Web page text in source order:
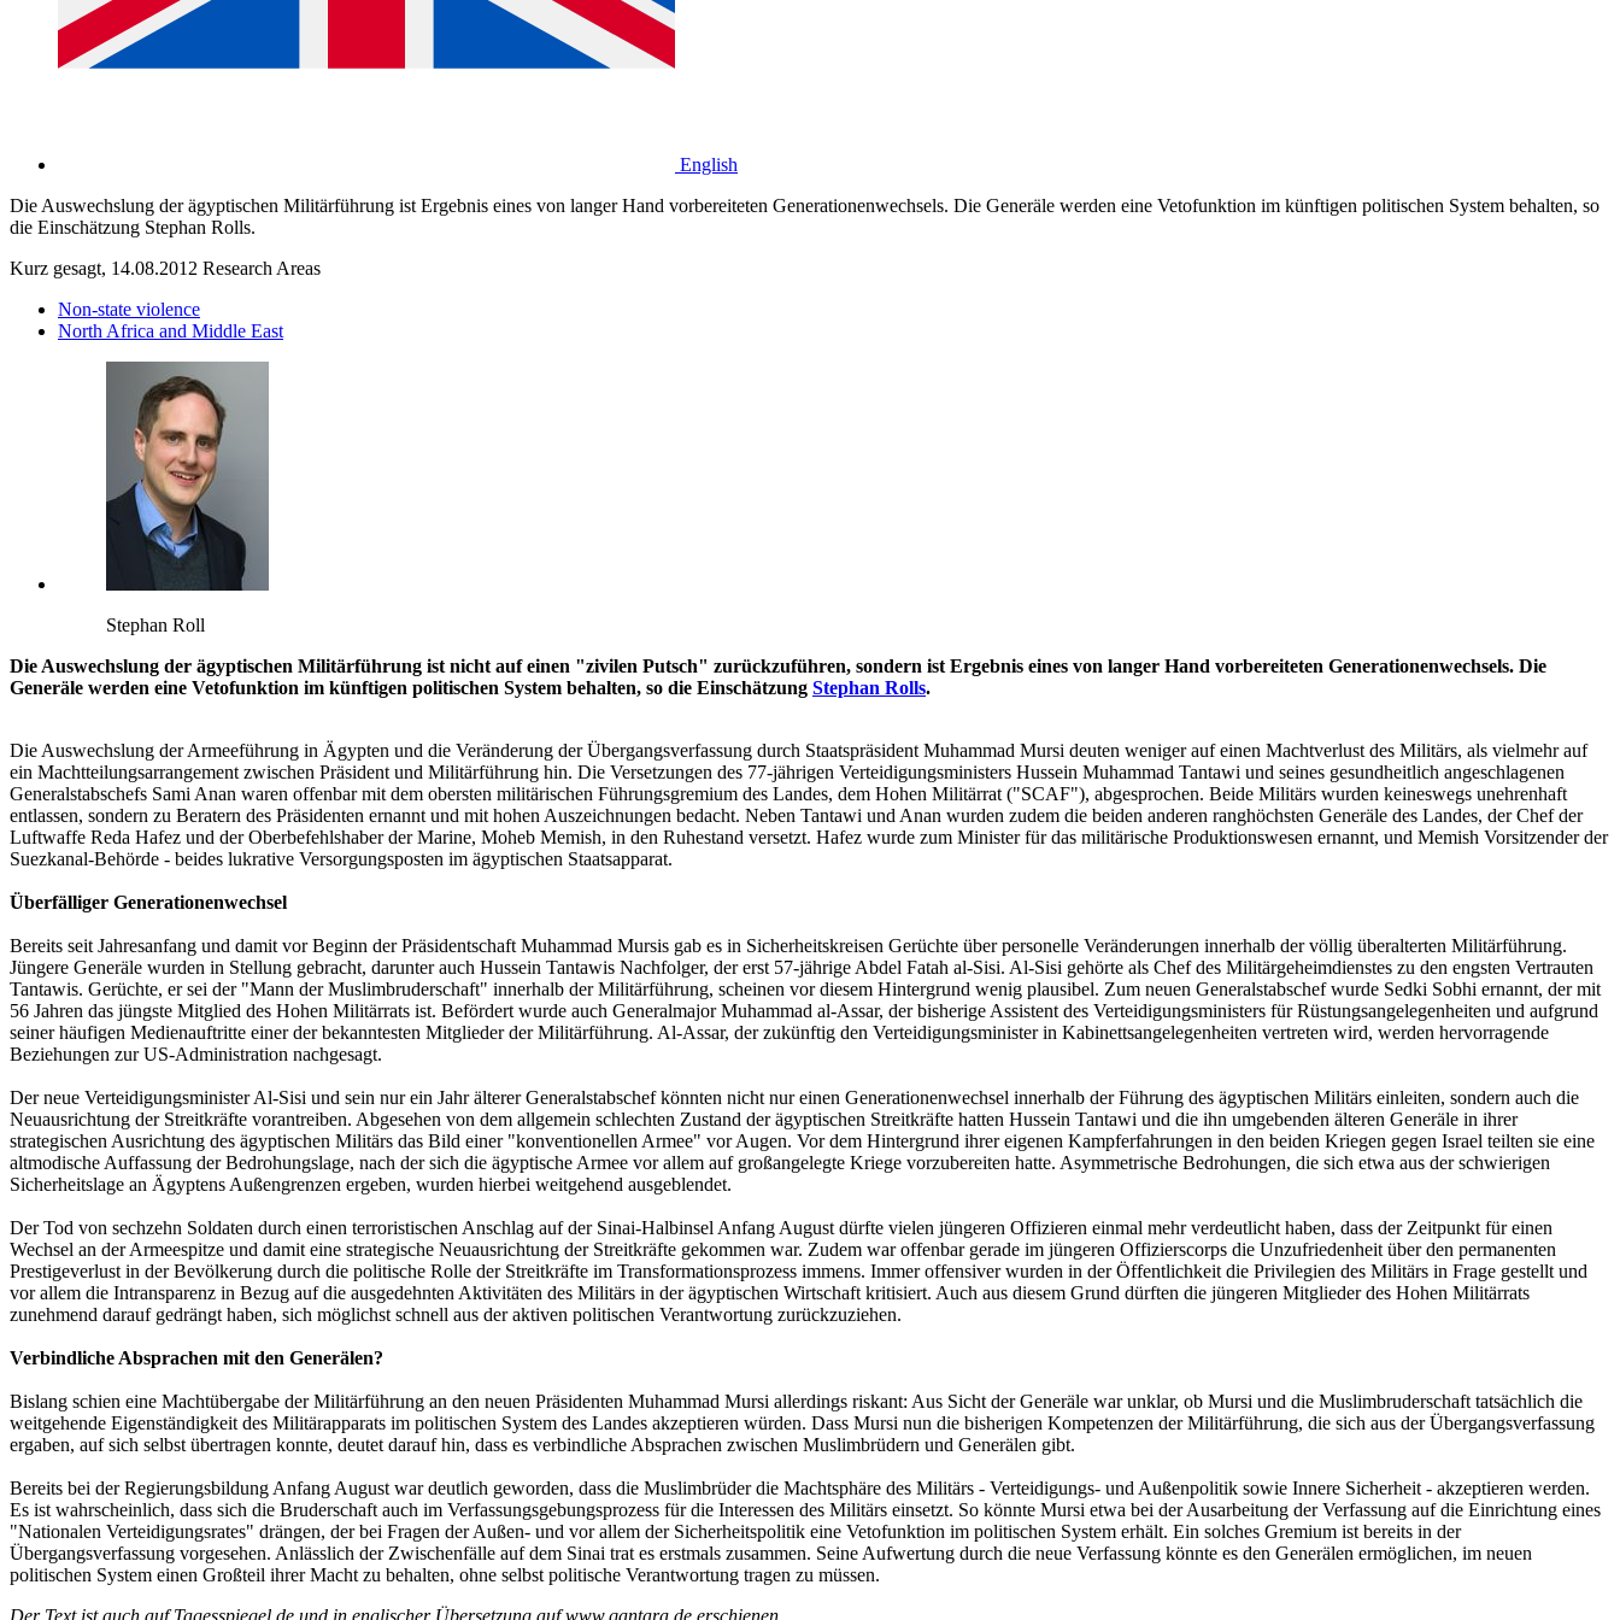
English
Die Auswechslung der ägyptischen Militärführung ist Ergebnis eines von langer Hand vorbereiteten Generationenwechsels. Die Generäle werden eine Vetofunktion im künftigen politischen System behalten, so
die Einschätzung Stephan Rolls.
Kurz gesagt, 14.08.2012 Research Areas
Non-state violence
North Africa and Middle East
Stephan Roll
Die Auswechslung der ägyptischen Militärführung ist nicht auf einen "zivilen Putsch" zurückzuführen, sondern ist Ergebnis eines von langer Hand vorbereiteten Generationenwechsels. Die
Generäle werden eine Vetofunktion im künftigen politischen System behalten, so die Einschätzung Stephan Rolls.
Die Auswechslung der Armeeführung in Ägypten und die Veränderung der Übergangsverfassung durch Staatspräsident Muhammad Mursi deuten weniger auf einen Machtverlust des Militärs, als vielmehr auf
ein Machtteilungsarrangement zwischen Präsident und Militärführung hin. Die Versetzungen des 77-jährigen Verteidigungsministers Hussein Muhammad Tantawi und seines gesundheitlich angeschlagenen
Generalstabschefs Sami Anan waren offenbar mit dem obersten militärischen Führungsgremium des Landes, dem Hohen Militärrat ("SCAF"), abgesprochen. Beide Militärs wurden keineswegs unehrenhaft
entlassen, sondern zu Beratern des Präsidenten ernannt und mit hohen Auszeichnungen bedacht. Neben Tantawi und Anan wurden zudem die beiden anderen ranghöchsten Generäle des Landes, der Chef der
Luftwaffe Reda Hafez und der Oberbefehlshaber der Marine, Moheb Memish, in den Ruhestand versetzt. Hafez wurde zum Minister für das militärische Produktionswesen ernannt, und Memish Vorsitzender der
Suezkanal-Behörde - beides lukrative Versorgungsposten im ägyptischen Staatsapparat.
Überfälliger Generationenwechsel
Bereits seit Jahresanfang und damit vor Beginn der Präsidentschaft Muhammad Mursis gab es in Sicherheitskreisen Gerüchte über personelle Veränderungen innerhalb der völlig überalterten Militärführung.
Jüngere Generäle wurden in Stellung gebracht, darunter auch Hussein Tantawis Nachfolger, der erst 57-jährige Abdel Fatah al-Sisi. Al-Sisi gehörte als Chef des Militärgeheimdienstes zu den engsten Vertrauten
Tantawis. Gerüchte, er sei der "Mann der Muslimbruderschaft" innerhalb der Militärführung, scheinen vor diesem Hintergrund wenig plausibel. Zum neuen Generalstabschef wurde Sedki Sobhi ernannt, der mit
56 Jahren das jüngste Mitglied des Hohen Militärrats ist. Befördert wurde auch Generalmajor Muhammad al-Assar, der bisherige Assistent des Verteidigungsministers für Rüstungsangelegenheiten und aufgrund
seiner häufigen Medienauftritte einer der bekanntesten Mitglieder der Militärführung. Al-Assar, der zukünftig den Verteidigungsminister in Kabinettsangelegenheiten vertreten wird, werden hervorragende
Beziehungen zur US-Administration nachgesagt.
Der neue Verteidigungsminister Al-Sisi und sein nur ein Jahr älterer Generalstabschef könnten nicht nur einen Generationenwechsel innerhalb der Führung des ägyptischen Militärs einleiten, sondern auch die
Neuausrichtung der Streitkräfte vorantreiben. Abgesehen von dem allgemein schlechten Zustand der ägyptischen Streitkräfte hatten Hussein Tantawi und die ihn umgebenden älteren Generäle in ihrer
strategischen Ausrichtung des ägyptischen Militärs das Bild einer "konventionellen Armee" vor Augen. Vor dem Hintergrund ihrer eigenen Kampferfahrungen in den beiden Kriegen gegen Israel teilten sie eine
altmodische Auffassung der Bedrohungslage, nach der sich die ägyptische Armee vor allem auf großangelegte Kriege vorzubereiten hatte. Asymmetrische Bedrohungen, die sich etwa aus der schwierigen
Sicherheitslage an Ägyptens Außengrenzen ergeben, wurden hierbei weitgehend ausgeblendet.
Der Tod von sechzehn Soldaten durch einen terroristischen Anschlag auf der Sinai-Halbinsel Anfang August dürfte vielen jüngeren Offizieren einmal mehr verdeutlicht haben, dass der Zeitpunkt für einen
Wechsel an der Armeespitze und damit eine strategische Neuausrichtung der Streitkräfte gekommen war. Zudem war offenbar gerade im jüngeren Offizierscorps die Unzufriedenheit über den permanenten
Prestigeverlust in der Bevölkerung durch die politische Rolle der Streitkräfte im Transformationsprozess immens. Immer offensiver wurden in der Öffentlichkeit die Privilegien des Militärs in Frage gestellt und
vor allem die Intransparenz in Bezug auf die ausgedehnten Aktivitäten des Militärs in der ägyptischen Wirtschaft kritisiert. Auch aus diesem Grund dürften die jüngeren Mitglieder des Hohen Militärrats
zunehmend darauf gedrängt haben, sich möglichst schnell aus der aktiven politischen Verantwortung zurückzuziehen.
Verbindliche Absprachen mit den Generälen?
Bislang schien eine Machtübergabe der Militärführung an den neuen Präsidenten Muhammad Mursi allerdings riskant: Aus Sicht der Generäle war unklar, ob Mursi und die Muslimbruderschaft tatsächlich die
weitgehende Eigenständigkeit des Militärapparats im politischen System des Landes akzeptieren würden. Dass Mursi nun die bisherigen Kompetenzen der Militärführung, die sich aus der Übergangsverfassung
ergaben, auf sich selbst übertragen konnte, deutet darauf hin, dass es verbindliche Absprachen zwischen Muslimbrüdern und Generälen gibt.
Bereits bei der Regierungsbildung Anfang August war deutlich geworden, dass die Muslimbrüder die Machtsphäre des Militärs - Verteidigungs- und Außenpolitik sowie Innere Sicherheit - akzeptieren werden.
Es ist wahrscheinlich, dass sich die Bruderschaft auch im Verfassungsgebungsprozess für die Interessen des Militärs einsetzt. So könnte Mursi etwa bei der Ausarbeitung der Verfassung auf die Einrichtung eines
"Nationalen Verteidigungsrates" drängen, der bei Fragen der Außen- und vor allem der Sicherheitspolitik eine Vetofunktion im politischen System erhält. Ein solches Gremium ist bereits in der
Übergangsverfassung vorgesehen. Anlässlich der Zwischenfälle auf dem Sinai trat es erstmals zusammen. Seine Aufwertung durch die neue Verfassung könnte es den Generälen ermöglichen, im neuen
politischen System einen Großteil ihrer Macht zu behalten, ohne selbst politische Verantwortung tragen zu müssen.
Der Text ist auch auf Tagesspiegel.de und in englischer Übersetzung auf www.qantara.de erschienen